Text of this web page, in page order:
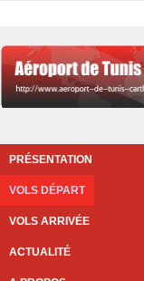
PRÉSENTATION
VOLS DÉPART
VOLS ARRIVÉE
ACTUALITÉ